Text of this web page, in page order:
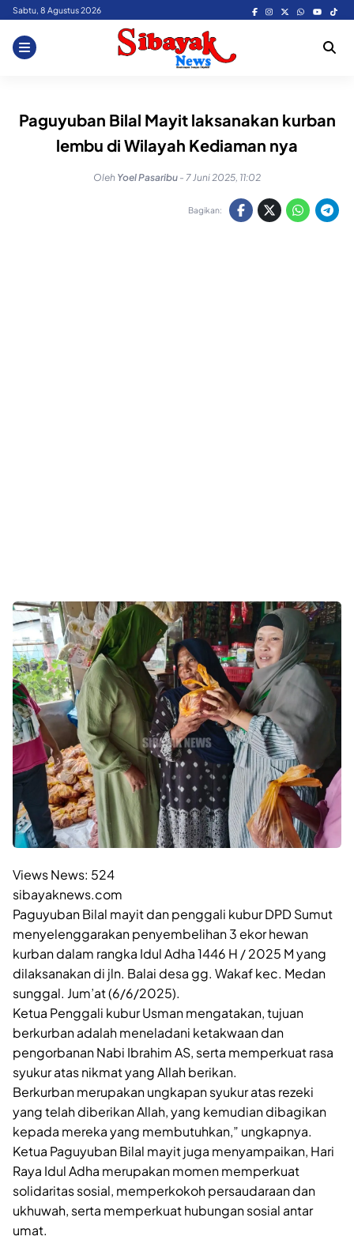
Skip
content
Sabtu, 8 Agustus 2026
Paguyuban Bilal Mayit laksanakan kurban
lembu di Wilayah Kediaman nya
Oleh Yoel Pasaribu - 7 Juni 2025, 11:02
Bagikan:
Views News: 524
sibayaknews.com
Paguyuban Bilal mayit dan penggali kubur DPD Sumut
menyelenggarakan penyembelihan 3 ekor hewan
kurban dalam rangka Idul Adha 1446 H / 2025 M yang
dilaksanakan di jln. Balai desa gg. Wakaf kec. Medan
sunggal. Jum’at (6/6/2025).
Ketua Penggali kubur Usman mengatakan, tujuan
berkurban adalah meneladani ketakwaan dan
pengorbanan Nabi Ibrahim AS, serta memperkuat rasa
syukur atas nikmat yang Allah berikan.
Berkurban merupakan ungkapan syukur atas rezeki
yang telah diberikan Allah, yang kemudian dibagikan
kepada mereka yang membutuhkan,” ungkapnya.
Ketua Paguyuban Bilal mayit juga menyampaikan, Hari
Raya Idul Adha merupakan momen memperkuat
solidaritas sosial, memperkokoh persaudaraan dan
ukhuwah, serta memperkuat hubungan sosial antar
umat.